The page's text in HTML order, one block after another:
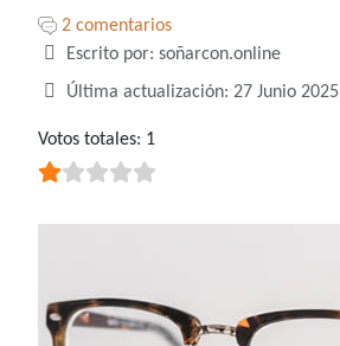
2 comentarios
Detalles
Escrito por: soñarcon.online
Última actualización: 27 Junio 2025
Ratio:1/5
Votos totales: 1